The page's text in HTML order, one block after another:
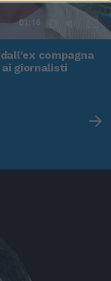
01:16
compagna
ai giornalisti